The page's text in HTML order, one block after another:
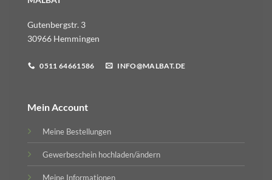
Gutenbergstr. 3
30966 Hemmingen
0511 64661586 INFO@MALBAT.DE
Mein Account
Meine Bestellungen
Gewerbeschein hochladen/ändern
Meine Informationen